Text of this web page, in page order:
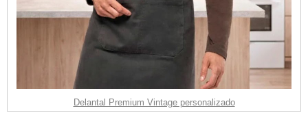
Delantal Premium Vintage personalizado